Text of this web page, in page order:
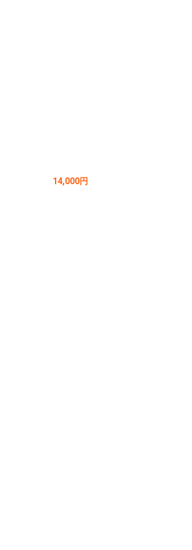
14,000円